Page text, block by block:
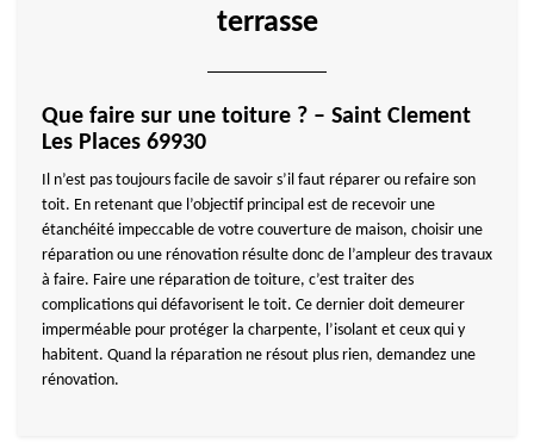
terrasse
Que faire sur une toiture ? – Saint Clement
Les Places 69930
Il n’est pas toujours facile de savoir s’il faut réparer ou refaire son
toit. En retenant que l’objectif principal est de recevoir une
étanchéité impeccable de votre couverture de maison, choisir une
réparation ou une rénovation résulte donc de l’ampleur des travaux
à faire. Faire une réparation de toiture, c’est traiter des
complications qui défavorisent le toit. Ce dernier doit demeurer
imperméable pour protéger la charpente, l’isolant et ceux qui y
habitent. Quand la réparation ne résout plus rien, demandez une
rénovation.